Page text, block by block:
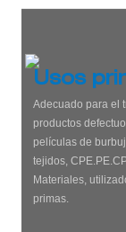
Usos
Adecuado para el
productos
películas de
tejidos,
Materiales,
primas.